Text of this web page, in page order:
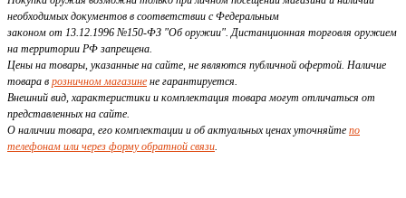
необходимых документов в соответствии с Федеральным
законом от 13.12.1996 №150-ФЗ "Об оружии". Дистанционная торговля оружием
на территории РФ запрещена.
Цены на товары, указанные на сайте, не являются публичной офертой. Наличие
товара в розничном магазине не гарантируется.
Внешний вид, характеристики и комплектация товара могут отличаться от
представленных на сайте.
О наличии товара, его комплектации и об актуальных ценах уточняйте по
телефонам или через форму обратной связи.